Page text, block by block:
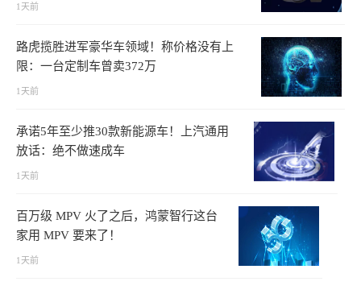
1天前
路虎揽胜进军豪华车领域！称价格没有上
限：一台定制车曾卖372万
1天前
承诺5年至少推30款新能源车！上汽通用
放话：绝不做速成车
1天前
百万级 MPV 火了之后，鸿蒙智行这台
家用 MPV 要来了！
1天前